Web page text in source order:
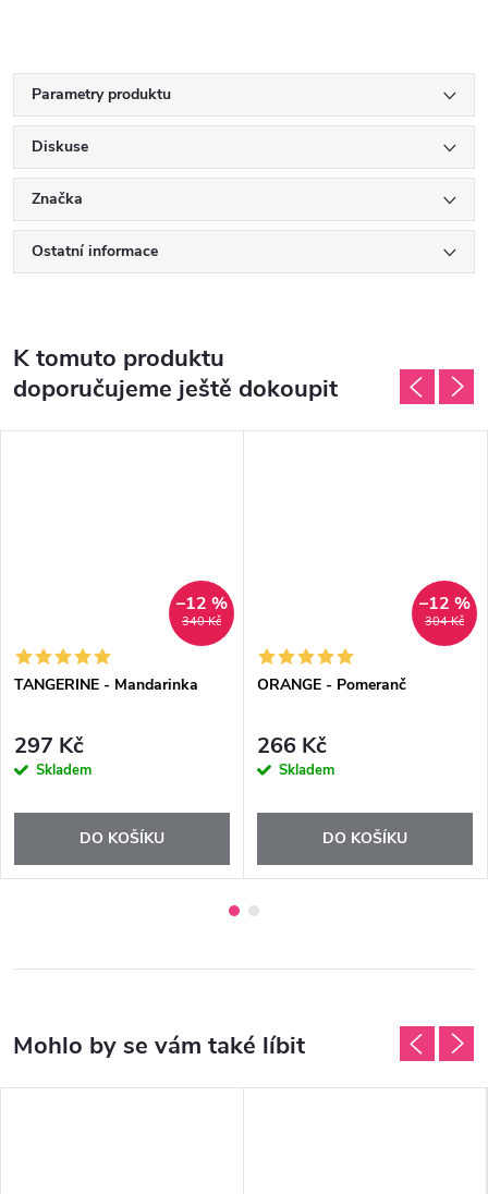
Parametry produktu
Diskuse
Značka
Ostatní informace
K tomuto produktu
doporučujeme ještě dokoupit
340 Kč
–12 %
TANGERINE - Mandarinka
297 Kč
Skladem
DO KOŠÍKU
304 Kč
–12 %
ORANGE - Pomeranč
266 Kč
Skladem
DO KOŠÍKU